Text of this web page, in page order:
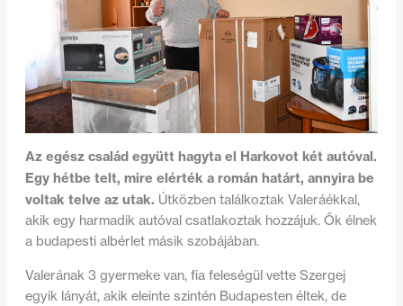
Az egész család együtt hagyta el Harkovot két autóval.
Egy hétbe telt, mire elérték a román határt, annyira be
voltak telve az utak. Útközben találkoztak Valeráékkal,
akik egy harmadik autóval csatlakoztak hozzájuk. Ők élnek
a budapesti albérlet másik szobájában.
Valerának 3 gyermeke van, fia feleségül vette Szergej
egyik lányát, akik eleinte szintén Budapesten éltek, de